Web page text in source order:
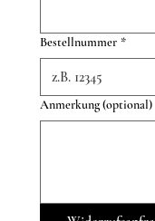
Bestellnummer *
Anmerkung (optional)